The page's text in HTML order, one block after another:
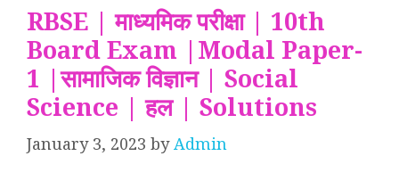
RBSE | माध्यमिक परीक्षा | 10th
Board Exam |Modal Paper-
1 |सामाजिक विज्ञान | Social
Science | हल | Solutions
January 3, 2023 byAdmin